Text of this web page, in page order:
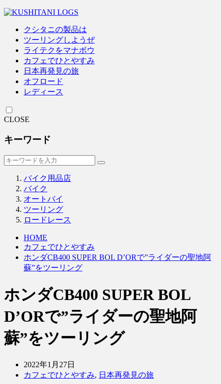
クシタニの製品は
ツーリングしようぜ
ライテクをマナボウ
カフェでひとやすみ
日本再発見の旅
オフロード
レディース
CLOSE
キーワード
バイク用品店
バイク
オートバイ
ツーリング
ロードレース
HOME
カフェでひとやすみ
ホンダCB400 SUPER BOL D’ORで”ライダーの聖地阿
蘇”をツーリング
ホンダCB400 SUPER BOL
D’ORで”ライダーの聖地阿
蘇”をツーリング
2022年1月27日
カフェでひとやすみ, 日本再発見の旅